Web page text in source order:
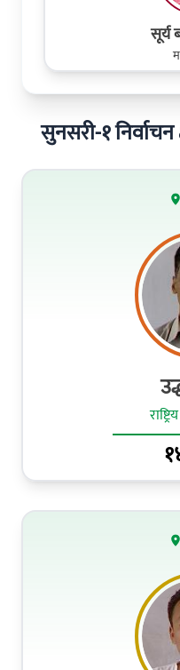
सूर्य
सुनसरी-१